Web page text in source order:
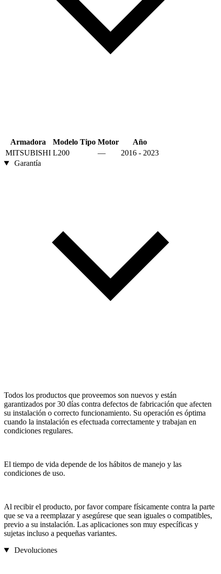
Armadora Modelo Tipo Motor
Año
MITSUBISHI L200 —
2016 - 2023
Garantía
Todos los productos que proveemos son nuevos y están
garantizados por 30 días contra defectos de fabricación que afecten
su instalación o correcto funcionamiento. Su operación es óptima
cuando la instalación es efectuada correctamente y trabajan en
condiciones regulares.
El tiempo de vida depende de los hábitos de manejo y las
condiciones de uso.
Al recibir el producto, por favor compare físicamente contra la parte
que se va a reemplazar y asegúrese que sean iguales o compatibles,
previo a su instalación. Las aplicaciones son muy específicas y
sujetas incluso a pequeñas variantes.
Devoluciones